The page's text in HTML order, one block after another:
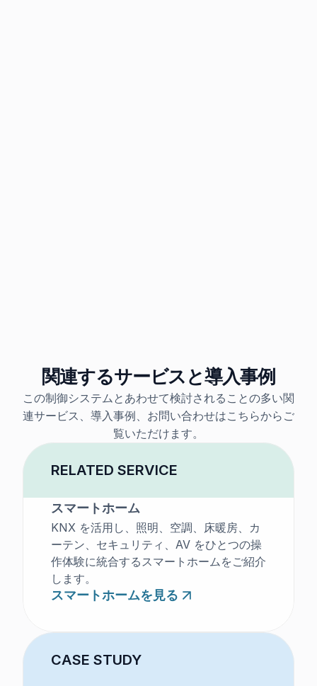
関連するサービスと導入事例
この制御システムとあわせて検討されることの多い関
連サービス、導入事例、お問い合わせはこちらからご
覧いただけます。
RELATED SERVICE
スマートホーム
KNX を活用し、照明、空調、床暖房、カ
ーテン、セキュリティ、AV をひとつの操
作体験に統合するスマートホームをご紹介
します。
スマートホームを見る
CASE STUDY